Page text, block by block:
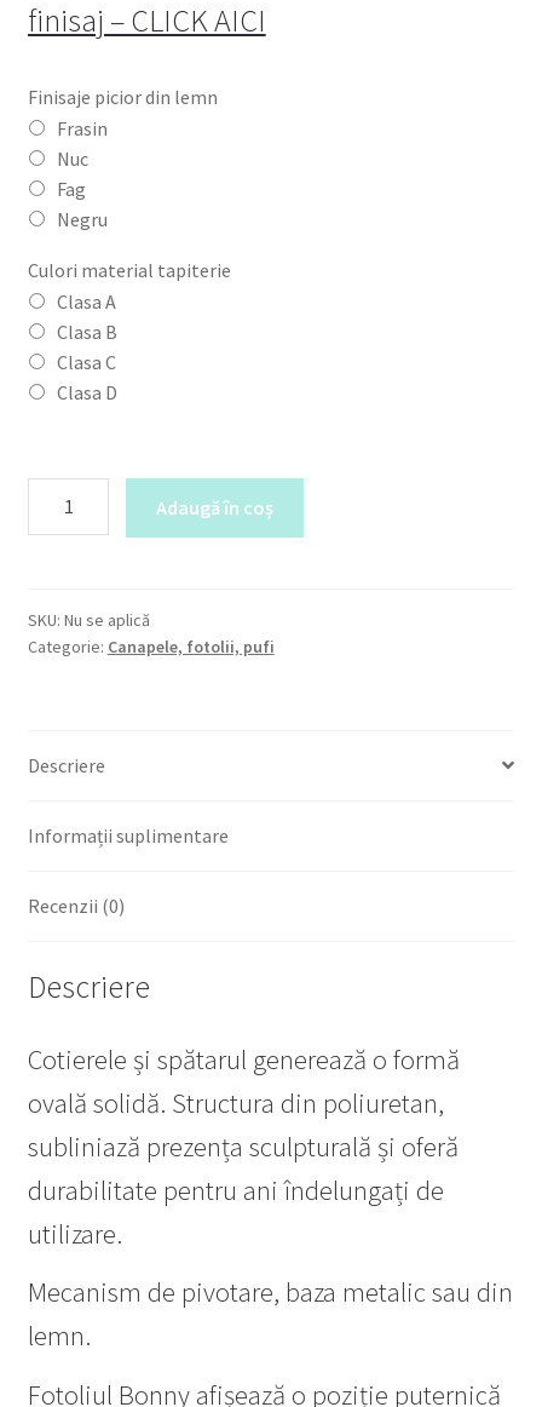
finisaj – CLICK AICI
Finisaje picior din lemn
Frasin
Nuc
Fag
Negru
Culori material tapiterie
Clasa A
Clasa B
Clasa C
Clasa D
Picior
din
Adaugă în coș
SKU: Nu se aplică
Categorie: Canapele, fotolii, pufi
Descriere
Informații suplimentare
Recenzii (0)
Descriere
Cotierele și spătarul generează o formă
ovală solidă. Structura din poliuretan,
subliniază prezența sculpturală și oferă
durabilitate pentru ani îndelungați de
utilizare.
Mecanism de pivotare, baza metalic sau din
lemn.
Fotoliul Bonny afișează o poziție puternică